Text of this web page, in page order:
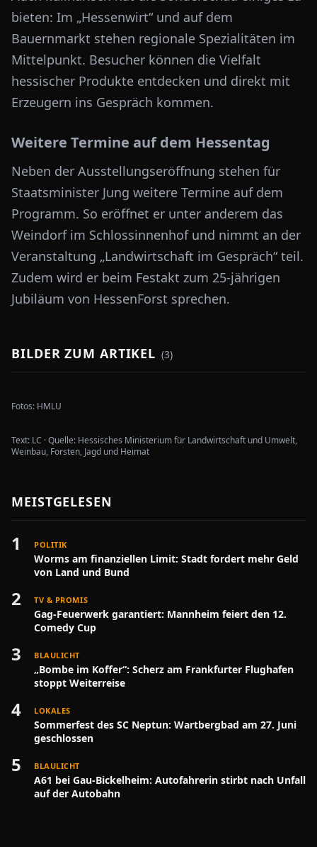
bieten: Im „Hessenwirt“ und auf dem
Bauernmarkt stehen regionale Spezialitäten im
Mittelpunkt. Besucher können die Vielfalt
hessischer Produkte entdecken und direkt mit
Erzeugern ins Gespräch kommen.
Weitere Termine auf dem Hessentag
Neben der Ausstellungseröffnung stehen für
Staatsminister Jung weitere Termine auf dem
Programm. So eröffnet er unter anderem das
Weindorf im Schlossinnenhof und nimmt an der
Veranstaltung „Landwirtschaft im Gespräch“ teil.
Zudem wird er beim Festakt zum 25-jährigen
Jubiläum von HessenForst sprechen.
BILDER ZUM ARTIKEL (3)
Fotos: HMLU
Text: LC ·Quelle: Hessisches Ministerium für Landwirtschaft und Umwelt,
Weinbau, Forsten, Jagd und Heimat
MEISTGELESEN
1 POLITIK
Worms am finanziellen Limit: Stadt fordert mehr Geld
von Land und Bund
2 TV & PROMIS
Gag-Feuerwerk garantiert: Mannheim feiert den 12.
Comedy Cup
3 BLAULICHT
„Bombe im Koffer“: Scherz am Frankfurter Flughafen
stoppt Weiterreise
4 LOKALES
Sommerfest des SC Neptun: Wartbergbad am 27. Juni
geschlossen
5 BLAULICHT
A61 bei Gau-Bickelheim: Autofahrerin stirbt nach Unfall
auf der Autobahn